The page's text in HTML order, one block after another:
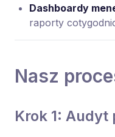
Dashboardy
raporty
Nasz
Krok 1: Audyt